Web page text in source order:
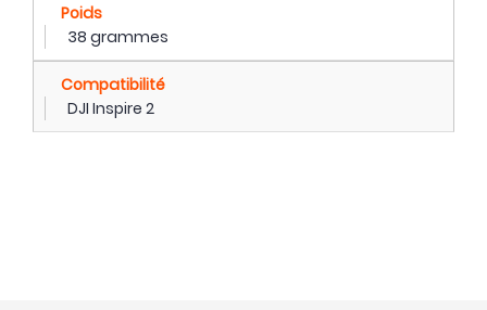
Poids
38 grammes
Compatibilité
DJI Inspire 2